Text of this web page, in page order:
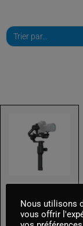
HMI
Sources de
Optiques
DJI Ronin S
Nous utilisons
vous offrir